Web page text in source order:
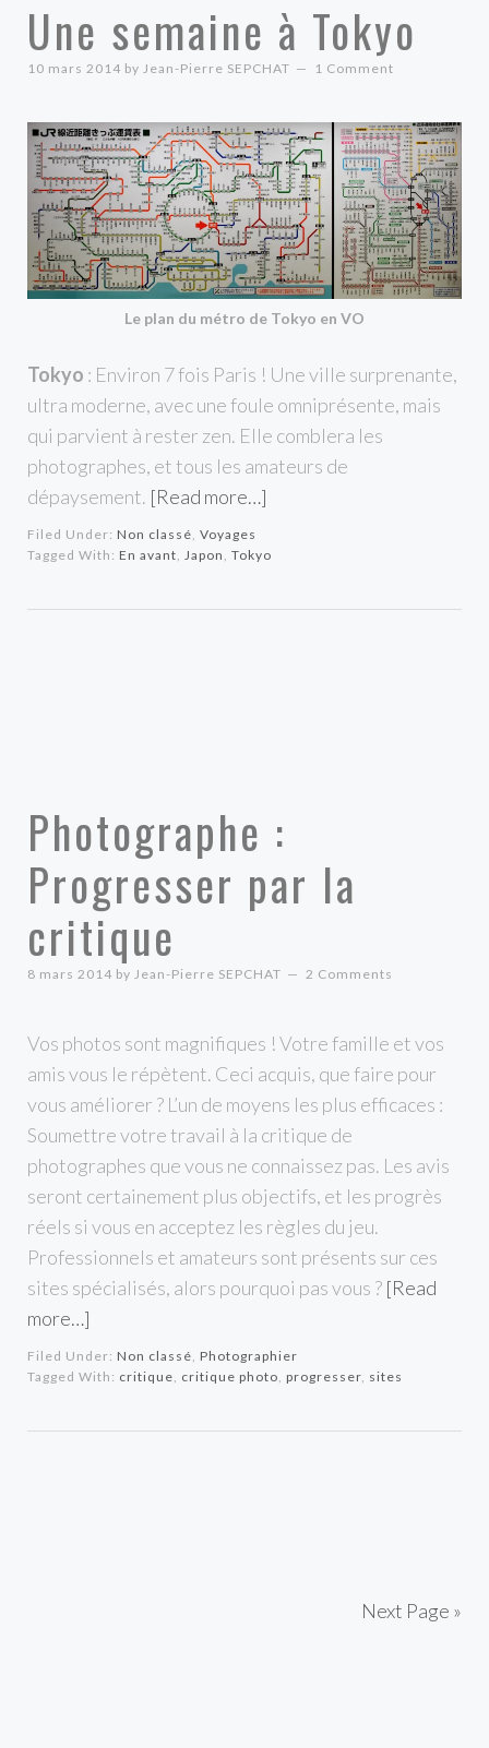
Une semaine à Tokyo
10 mars 2014 by Jean-Pierre SEPCHAT 1 Comment
Le plan du métro de Tokyo en VO
Tokyo : Environ 7 fois Paris ! Une ville surprenante,
ultra moderne, avec une foule omniprésente, mais
qui parvient à rester zen. Elle comblera les
photographes, et tous les amateurs de
dépaysement. [Read more…]
Filed Under: Non classé, Voyages
Tagged With: En avant, Japon , Tokyo
Photographe :
Progresser par la
critique
8 mars 2014 by Jean-Pierre SEPCHAT 2 Comments
Vos photos sont magnifiques ! Votre famille et vos
amis vous le répètent. Ceci acquis, que faire pour
vous améliorer ? L’un de moyens les plus efficaces :
Soumettre votre travail à la critique de
photographes que vous ne connaissez pas. Les avis
seront certainement plus objectifs, et les progrès
réels si vous en acceptez les règles du jeu.
Professionnels et amateurs sont présents sur ces
sites spécialisés, alors pourquoi pas vous ? [Read
more…]
Filed Under: Non classé, Photographier
Tagged With: critique, critique photo, progresser, sites
Next Page »